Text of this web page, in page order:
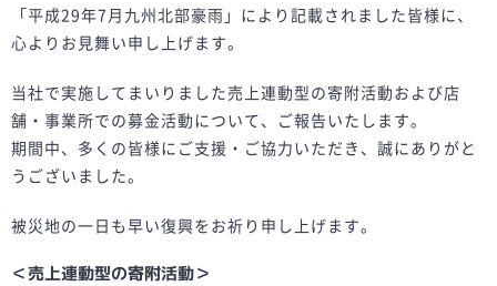
「平成29年7月九州北部豪雨」により記載されました皆様に、
心よりお見舞い申し上げます。
当社で実施してまいりました売上連動型の寄附活動および店
舗・事業所での募金活動について、ご報告いたします。
期間中、多くの皆様にご支援・ご協力いただき、誠にありがと
うございました。
被災地の一日も早い復興をお祈り申し上げます。
＜売上連動型の寄附活動＞